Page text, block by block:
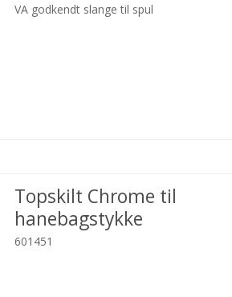
VA godkendt slange til spul
Topskilt Chrome til
hanebagstykke
601451